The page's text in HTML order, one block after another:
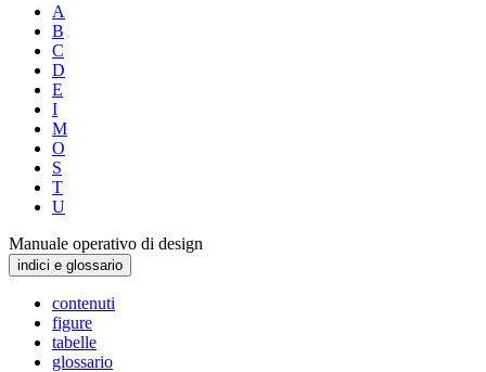
A
B
C
D
E
I
M
O
S
T
U
Manuale operativo di design
indici e glossario
contenuti
figure
tabelle
glossario